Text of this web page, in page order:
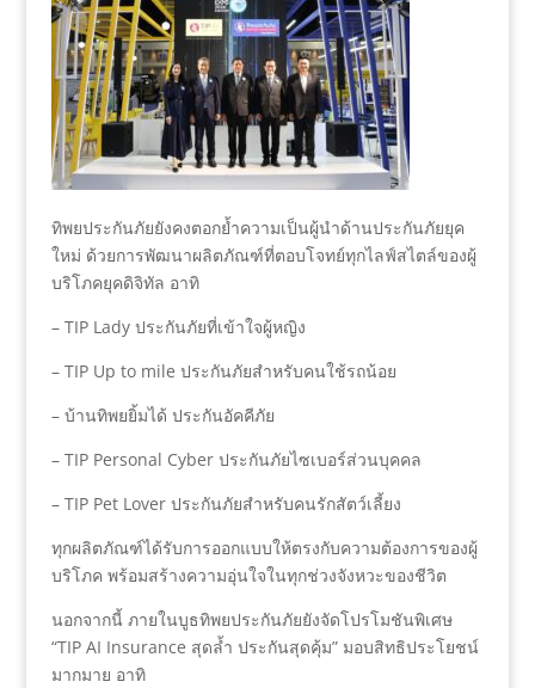
ทิพยประกันภัยยังคงตอกย้ำความเป็นผู้นำด้านประกันภัยยุค
ใหม่ ด้วยการพัฒนาผลิตภัณฑ์ที่ตอบโจทย์ทุกไลฟ์สไตล์ของผู้
บริโภคยุคดิจิทัล อาทิ
– TIP Lady ประกันภัยที่เข้าใจผู้หญิง
– TIP Up to mile ประกันภัยสำหรับคนใช้รถน้อย
– บ้านทิพยยิ้มได้ ประกันอัคคีภัย
– TIP Personal Cyber ประกันภัยไซเบอร์ส่วนบุคคล
– TIP Pet Lover ประกันภัยสำหรับคนรักสัตว์เลี้ยง
ทุกผลิตภัณฑ์ได้รับการออกแบบให้ตรงกับความต้องการของผู้
บริโภค พร้อมสร้างความอุ่นใจในทุกช่วงจังหวะของชีวิต
นอกจากนี้ ภายในบูธทิพยประกันภัยยังจัดโปรโมชันพิเศษ
“TIP AI Insurance สุดล้ำ ประกันสุดคุ้ม” มอบสิทธิประโยชน์
มากมาย อาทิ